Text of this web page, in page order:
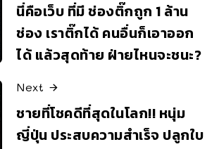
นี่คือเว็บ ที่มี ช่องติ๊กถูก 1 ล้าน
ช่อง เราติ๊กได้ คนอื่นก็เอาออก
ได้ แล้วสุดท้าย ฝ่ายไหนจะชนะ?
Next
ชายที่โชคดีที่สุดในโลก!! หนุ่ม
ญี่ปุ่น ประสบความสำเร็จ ปลูกใบ